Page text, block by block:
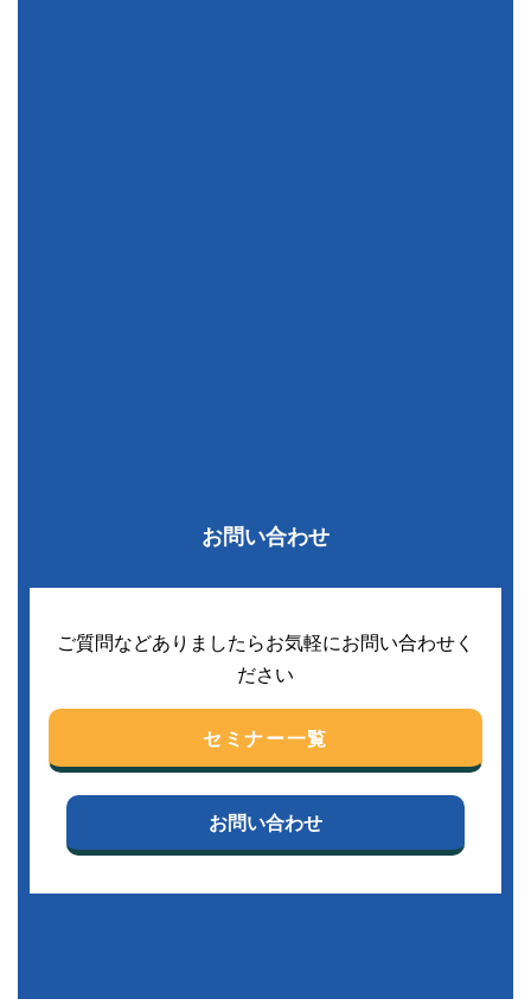
お問い合わせ
ご質問などありましたらお気軽にお問い合わせく
ださい
セミナー一覧
お問い合わせ